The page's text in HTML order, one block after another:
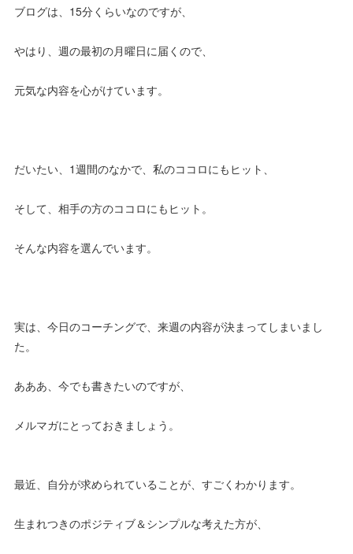
ブログは、15分くらいなのですが、
やはり、週の最初の月曜日に届くので、
元気な内容を心がけています。
だいたい、1週間のなかで、私のココロにもヒット、
そして、相手の方のココロにもヒット。
そんな内容を選んでいます。
実は、今日のコーチングで、来週の内容が決まってしまいまし
た。
あああ、今でも書きたいのですが、
メルマガにとっておきましょう。
最近、自分が求められていることが、すごくわかります。
生まれつきのポジティブ＆シンプルな考えた方が、